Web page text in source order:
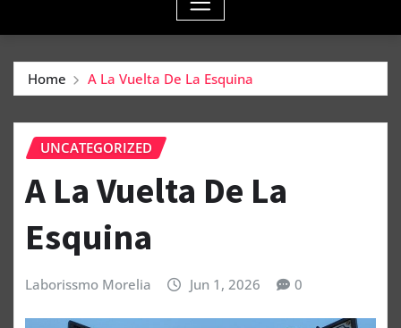
Home A La Vuelta De La Esquina
UNCATEGORIZED
A La Vuelta De La
Esquina
Laborissmo Morelia Jun 1, 2026 0